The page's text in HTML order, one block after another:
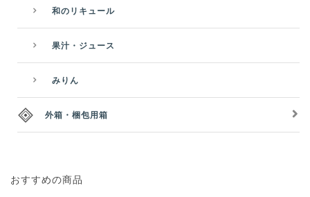
和のリキュール
果汁・ジュース
みりん
外箱・梱包用箱
おすすめの商品